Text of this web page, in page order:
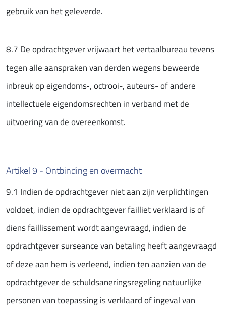
gebruik van het geleverde.
8.7 De opdrachtgever vrijwaart het vertaalbureau tevens
tegen alle aanspraken van derden wegens beweerde
inbreuk op eigendoms‑, octrooi-, auteurs- of andere
intellectuele eigendomsrechten in verband met de
uitvoering van de overeenkomst.
Artikel 9 - Ontbinding en overmacht
9.1 Indien de opdrachtgever niet aan zijn verplichtingen
voldoet, indien de opdrachtgever failliet verklaard is of
diens faillissement wordt aangevraagd, indien de
opdrachtgever surseance van betaling heeft aangevraagd
of deze aan hem is verleend, indien ten aanzien van de
opdrachtgever de schuldsaneringsregeling natuurlijke
personen van toepassing is verklaard of ingeval van